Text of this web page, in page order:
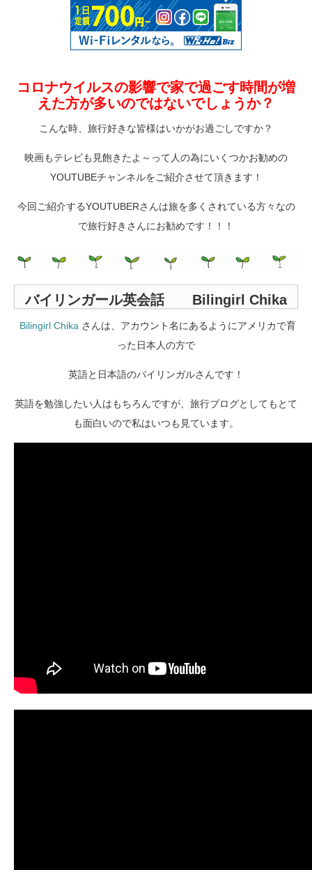
コロナウイルスの影響で家で過ごす時間が増
えた方が多いのではないでしょうか？
こんな時、旅行好きな皆様はいかがお過ごしですか？
映画もテレビも見飽きたよ～って人の為にいくつかお勧めの
YOUTUBEチャンネルをご紹介させて頂きます！
今回ご紹介するYOUTUBERさんは旅を多くされている方々なの
で旅行好きさんにお勧めです！！！
バイリンガール英会話 Bilingirl Chika
Bilingirl Chikaさんは、アカウント名にあるようにアメリカで育
った日本人の方で
英語と日本語のバイリンガルさんです！
英語を勉強したい人はもちろんですが、旅行ブログとしてもとて
も面白いので私はいつも見ています。